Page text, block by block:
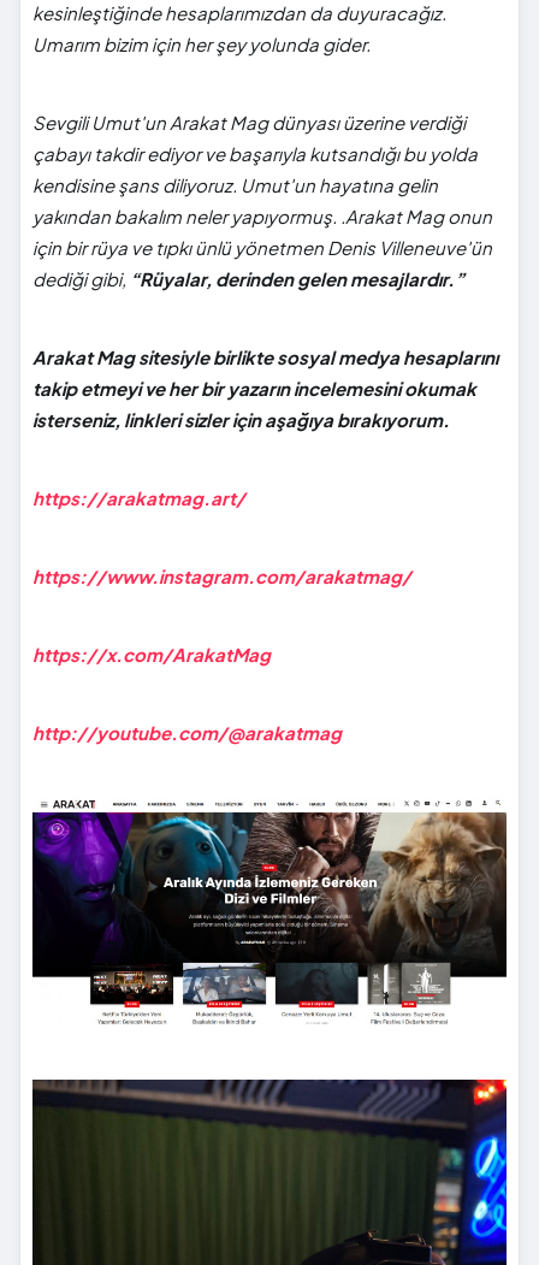
kesinleştiğinde hesaplarımızdan da duyuracağız.
Umarım bizim için her şey yolunda gider.
Sevgili Umut'un Arakat Mag dünyası üzerine verdiği
çabayı takdir ediyor ve başarıyla kutsandığı bu yolda
kendisine şans diliyoruz. Umut'un hayatına gelin
yakından bakalım neler yapıyormuş. .Arakat Mag onun
için bir rüya ve tıpkı ünlü yönetmen Denis Villeneuve'ün
dediği gibi, “Rüyalar, derinden gelen mesajlardır.”
Arakat Mag sitesiyle birlikte sosyal medya hesaplarını
takip etmeyi ve her bir yazarın incelemesini okumak
isterseniz, linkleri sizler için aşağıya bırakıyorum.
https://arakatmag.art/
https://www.instagram.com/arakatmag/
https://x.com/ArakatMag
http://youtube.com/@arakatmag